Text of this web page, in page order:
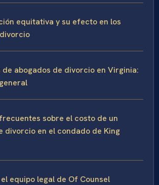
equitativa y su efecto en los
de abogados de divorcio en Virginia:
sobre el costo de un
divorcio en el condado de King
el equipo legal de Of Counsel